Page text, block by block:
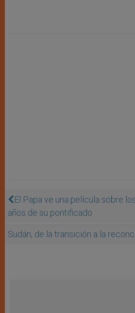
El Papa ve una película sobre
años de su pontificado
Sudán, de la transición a la